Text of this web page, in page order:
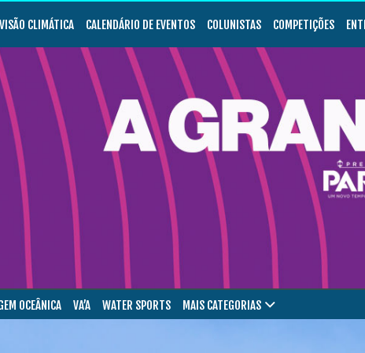
CLIMÁTICA CALENDÁRIO DE EVENTOS COLUNISTAS COMPETIÇÕES
OCEÂNICA VA’A WATER SPORTS MAIS CATEGORIAS